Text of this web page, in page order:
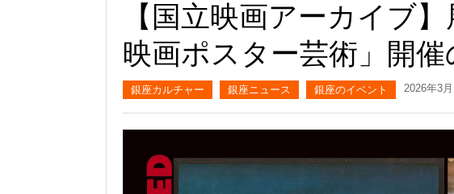
【国立映画アーカイブ
映画ポスター芸術」開
銀座カルチャー 銀座ニュース 銀座のイベント 2026年3月